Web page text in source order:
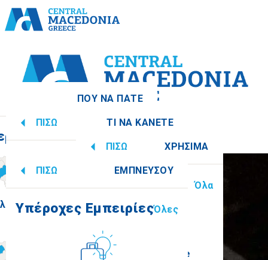
ΠΟΥ ΝΑ ΠΑΤΕ
Ενότητες
Ημαθία
ΠΙΣΩ ΤΙ ΝΑ ΚΑΝΕΤΕ
Πολιτισμός
ΠΙΣΩ ΧΡΗΣΙΜΑ
Όλα
How to get there
ΠΙΣΩ ΕΜΠΝΕΥΣΟΥ
Υπέροχες ΕμπειρίεςΌλες